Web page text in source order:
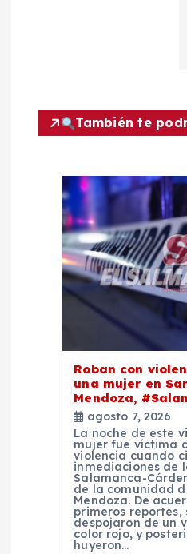
n
También te
Roban con
una mujer en
Mendoza,
agosto 7, 2026
La noche de este
mujer fue víctima
violencia cuando
inmediaciones de
Salamanca-
de la comunidad
Mendoza. De
primeros reportes,
despojaron de un
color rojo, y
huyeron…